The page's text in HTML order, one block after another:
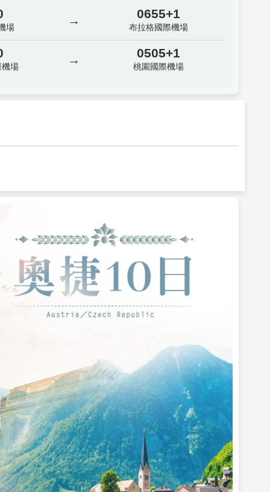
場 → 0655+1
布拉格國際機場
場 → 0505+1
桃園國際機場